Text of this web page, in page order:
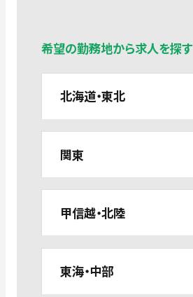
希望の勤務地から求人を探す
北海道・東北
関東
甲信越・北陸
東海・中部